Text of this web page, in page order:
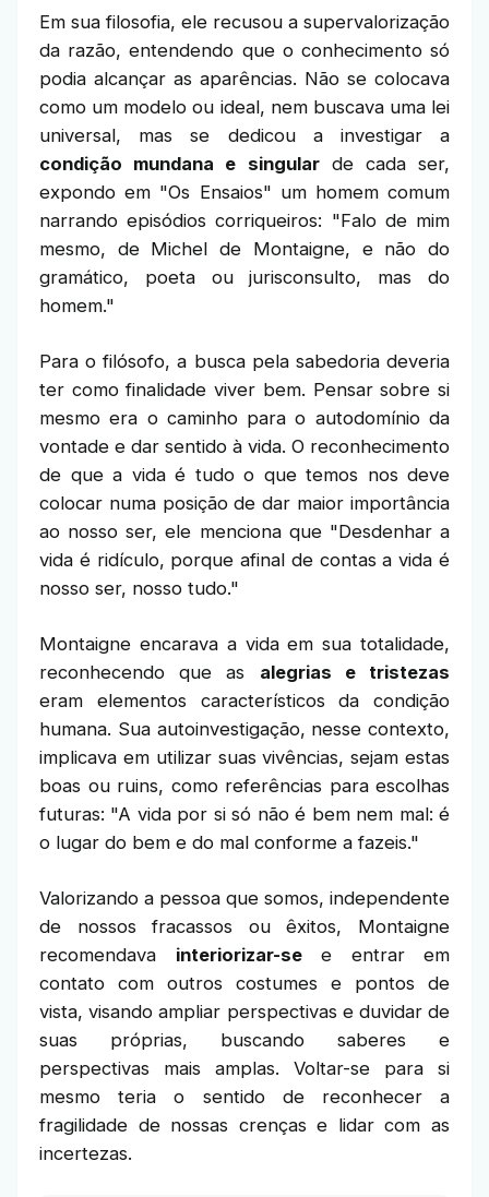
Em sua filosofia, ele recusou a supervalorização
da razão, entendendo que o conhecimento só
podia alcançar as aparências. Não se colocava
como um modelo ou ideal, nem buscava uma lei
universal, mas se dedicou a investigar a
condição mundana e singularde cada ser,
expondo em "Os Ensaios" um homem comum
narrando episódios corriqueiros: "Falo de mim
mesmo, de Michel de Montaigne, e não do
gramático, poeta ou jurisconsulto, mas do
homem."
Para o filósofo, a busca pela sabedoria deveria
ter como finalidade viver bem. Pensar sobre si
mesmo era o caminho para o autodomínio da
vontade e dar sentido à vida. O reconhecimento
de que a vida é tudo o que temos nos deve
colocar numa posição de dar maior importância
ao nosso ser, ele menciona que "Desdenhar a
vida é ridículo, porque afinal de contas a vida é
nosso ser, nosso tudo."
Montaigne encarava a vida em sua totalidade,
reconhecendo que as alegrias e tristezas
eram elementos característicos da condição
humana. Sua autoinvestigação, nesse contexto,
implicava em utilizar suas vivências, sejam estas
boas ou ruins, como referências para escolhas
futuras: "A vida por si só não é bem nem mal: é
o lugar do bem e do mal conforme a fazeis."
Valorizando a pessoa que somos, independente
de nossos fracassos ou êxitos, Montaigne
recomendava interiorizar-see entrar em
contato com outros costumes e pontos de
vista, visando ampliar perspectivas e duvidar de
suas próprias, buscando saberes e
perspectivas mais amplas. Voltar-se para si
mesmo teria o sentido de reconhecer a
fragilidade de nossas crenças e lidar com as
incertezas.